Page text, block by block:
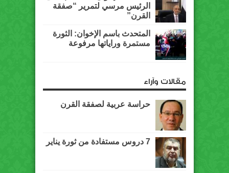
الرئيس مرسي لتمرير “صفقة
القرن”
المتحدث باسم الإخوان: الثورة
مستمرة وراياتها مرفوعة
مقالات وآراء
حراسة عربية لصفقة القرن
7 دروس مستفادة من ثورة يناير